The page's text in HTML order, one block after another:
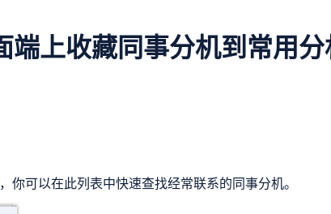
上收藏同事分机到常用分
你可以在此列表中快速查找经常联系的同事分机。